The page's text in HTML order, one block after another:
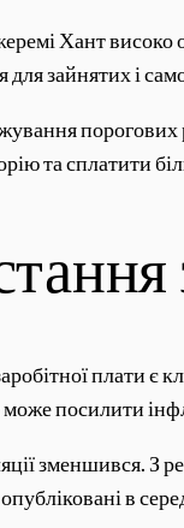
Хант високо
для зайнятих і
порогових
та сплатити
плати
може посилити
зменшився. З
в